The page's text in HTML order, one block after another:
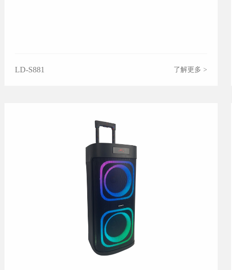
LD-S881 了解更多 >